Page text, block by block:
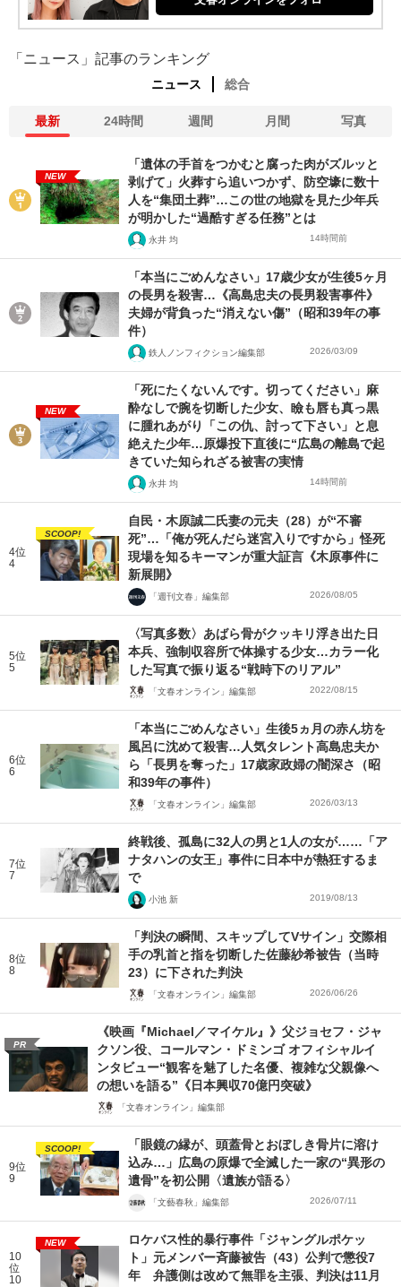
「ニュース」記事のランキング
ニュース 総合
最新 24時間 週間 月間 写真
NEW
「遺体の手首をつかむと腐った肉がズルッと
剥げて」火葬すら追いつかず、防空壕に数十
人を“集団土葬”…この世の地獄を見た少年兵
が明かした“過酷すぎる任務”とは
永井 均 14時間前
「本当にごめんなさい」17歳少女が生後5ヶ月
の長男を殺害…《高島忠夫の長男殺害事件》
夫婦が背負った“消えない傷”（昭和39年の事
件）
鉄人ノンフィクション編集部 2026/03/09
NEW
「死にたくないんです。切ってください」麻
酔なしで腕を切断した少女、瞼も唇も真っ黒
に腫れあがり「この仇、討って下さい」と息
絶えた少年…原爆投下直後に“広島の離島で起
きていた知られざる被害の実情
永井 均 14時間前
4位
4
SCOOP!
自民・木原誠二氏妻の元夫（28）が“不審
死”…「俺が死んだら迷宮入りですから」怪死
現場を知るキーマンが重大証言《木原事件に
新展開》
「週刊文春」編集部 2026/08/05
5位
5
〈写真多数〉あばら骨がクッキリ浮き出た日
本兵、強制収容所で体操する少女…カラー化
した写真で振り返る“戦時下のリアル”
「文春オンライン」編集部 2022/08/15
6位
6
「本当にごめんなさい」生後5ヵ月の赤ん坊を
風呂に沈めて殺害…人気タレント高島忠夫か
ら「長男を奪った」17歳家政婦の闇深さ（昭
和39年の事件）
「文春オンライン」編集部 2026/03/13
7位
7
終戦後、孤島に32人の男と1人の女が……「ア
ナタハンの女王」事件に日本中が熱狂するま
で
小池 新 2019/08/13
8位
8
「判決の瞬間、スキップしてVサイン」交際相
手の乳首と指を切断した佐藤紗希被告（当時
23）に下された判決
「文春オンライン」編集部 2026/06/26
PR
《映画『Michael／マイケル』》父ジョセフ・ジャ
クソン役、コールマン・ドミンゴ オフィシャルイ
ンタビュー“観客を魅了した名優、複雑な父親像へ
の想いを語る”《日本興収70億円突破》
「文春オンライン」編集部
9位
9
SCOOP!
「眼鏡の縁が、頭蓋骨とおぼしき骨片に溶け
込み…」広島の原爆で全滅した一家の“異形の
遺骨”を初公開〈遺族が語る〉
「文藝春秋」編集部 2026/07/11
10
位
10
NEW
ロケバス性的暴行事件「ジャングルポケッ
ト」元メンバー斉藤被告（43）公判で懲役7
年 弁護側は改めて無罪を主張、判決は11月